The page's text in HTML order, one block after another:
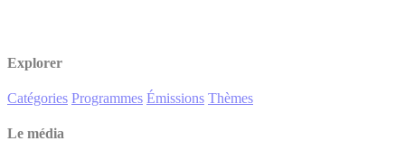
Explorer
Catégories Programmes Émissions Thèmes
Le média